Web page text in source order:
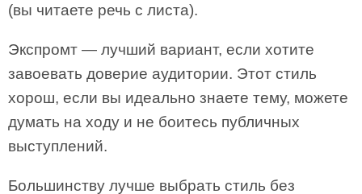
(вы читаете речь с листа).
Экспромт — лучший вариант, если хотите
завоевать доверие аудитории. Этот стиль
хорош, если вы идеально знаете тему, можете
думать на ходу и не боитесь публичных
выступлений.
Большинству лучше выбрать стиль без